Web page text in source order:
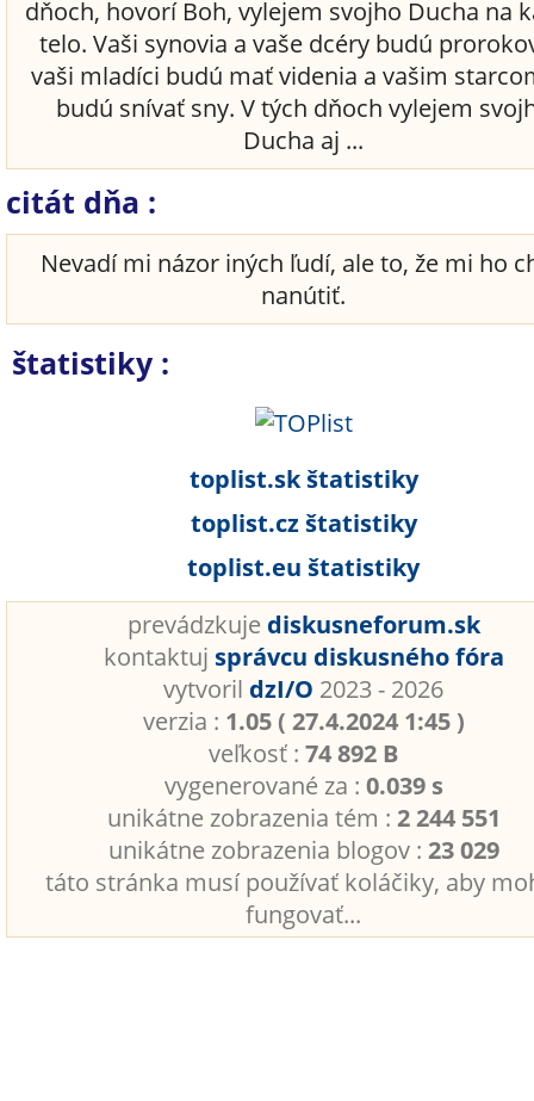
dňoch, hovorí Boh, vylejem svojho Ducha na
telo. Vaši synovia a vaše dcéry budú
vaši mladíci budú mať videnia a vašim
budú snívať sny. V tých dňoch vylejem
Ducha aj ...
citát dňa :
Nevadí mi názor iných ľudí, ale to, že mi ho
nanútiť.
štatistiky :
toplist.sk štatistiky
toplist.cz štatistiky
toplist.eu štatistiky
prevádzkuje diskusneforum.sk
kontaktuj správcu diskusného fóra
vytvoril dzI/O 2023 - 2026
verzia : 1.05 ( 27.4.2024 1:45 )
veľkosť :74 892 B
vygenerované za : 0.039 s
unikátne zobrazenia tém : 2 244 551
unikátne zobrazenia blogov : 23 029
táto stránka musí používať koláčiky, aby
fungovať...